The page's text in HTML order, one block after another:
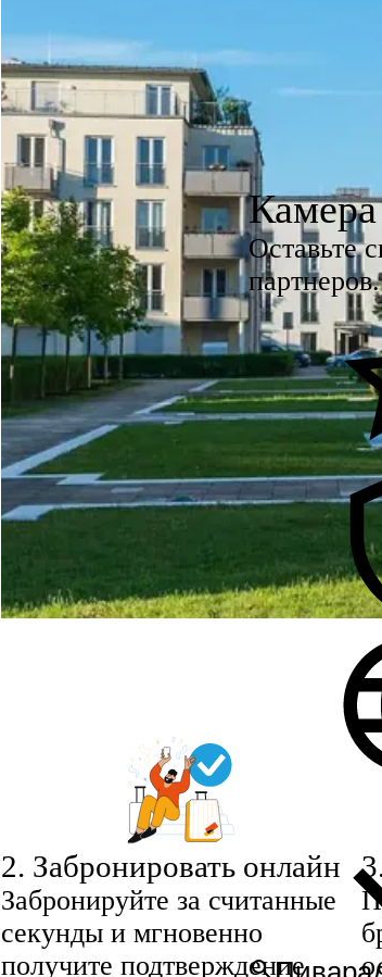
Оставьте
2. Забронировать онлайн
Забронируйте за считанные
секунды и мгновенно
получите подтверждение
3